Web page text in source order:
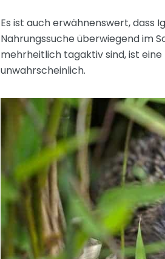
Es ist auch erwähnenswert, dass
Nahrungssuche überwiegend im
mehrheitlich tagaktiv sind, ist
unwahrscheinlich.